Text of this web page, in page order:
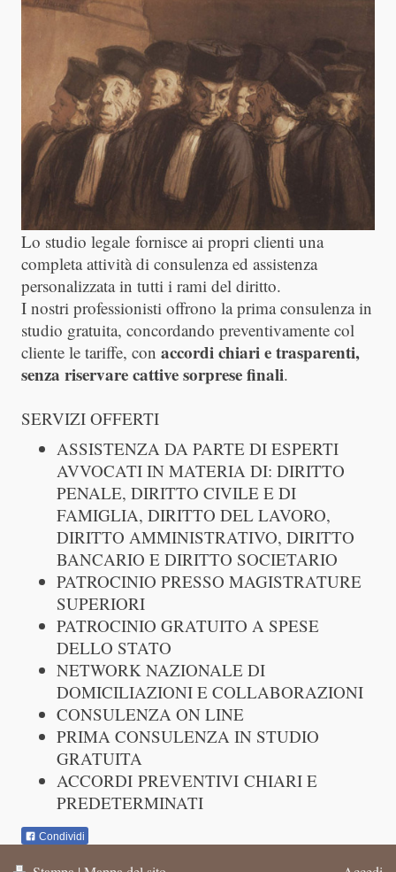
Lo studio legale fornisce ai propri clienti una
completa attività di consulenza ed assistenza
personalizzata in tutti i rami del diritto.
I nostri professionisti offrono la prima consulenza in
studio gratuita, concordando preventivamente col
cliente le tariffe, con accordi chiari e trasparenti,
senza riservare cattive sorprese finali.
SERVIZI OFFERTI
ASSISTENZA DA PARTE DI ESPERTI
AVVOCATI IN MATERIA DI: DIRITTO
PENALE, DIRITTO CIVILE E DI
FAMIGLIA, DIRITTO DEL LAVORO,
DIRITTO AMMINISTRATIVO, DIRITTO
BANCARIO E DIRITTO SOCIETARIO
PATROCINIO PRESSO MAGISTRATURE
SUPERIORI
PATROCINIO GRATUITO A SPESE
DELLO STATO
NETWORK NAZIONALE DI
DOMICILIAZIONI E COLLABORAZIONI
CONSULENZA ON LINE
PRIMA CONSULENZA IN STUDIO
GRATUITA
ACCORDI PREVENTIVI CHIARI E
PREDETERMINATI
Condividi